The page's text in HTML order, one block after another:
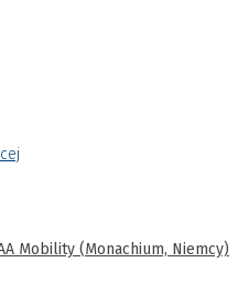
Mobility (Monachium, Niemcy)